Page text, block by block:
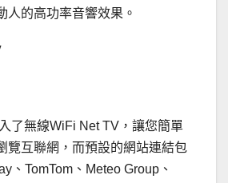
人的高功率音響效果。
了無線WiFi Net TV，讓您簡單
覽互聯網，而預設的網站連結包
、TomTom、Meteo Group、